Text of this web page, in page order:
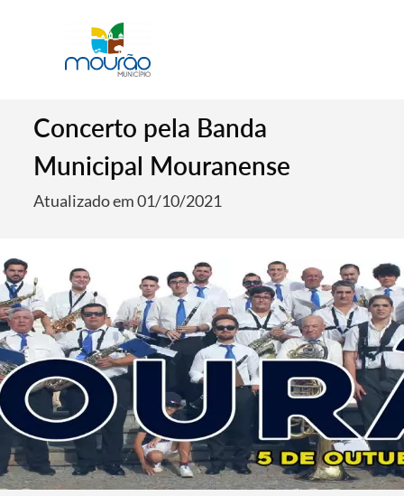
Concerto pela Banda
Municipal Mouranense
Atualizado em 01/10/2021